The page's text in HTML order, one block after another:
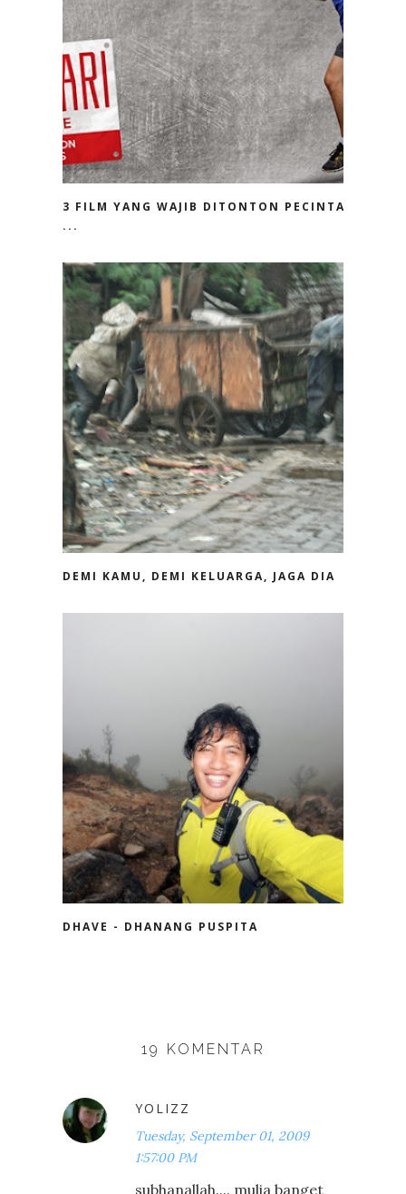
3 FILM YANG WAJIB DITONTON PECINTA
...
DEMI KAMU, DEMI KELUARGA, JAGA DIA
DHAVE - DHANANG PUSPITA
19 KOMENTAR
YOLIZZ
Tuesday, September 01, 2009
1:57:00 PM
subhanallah.... mulia banget